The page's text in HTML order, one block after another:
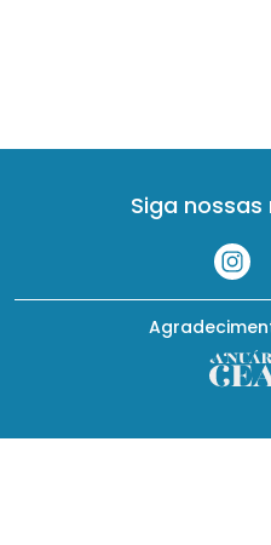
Siga